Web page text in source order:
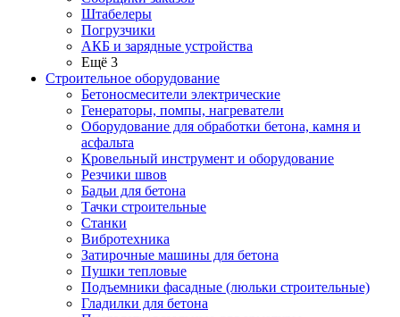
Штабелеры
Погрузчики
АКБ и зарядные устройства
Ещё 3
Строительное оборудование
Бетоносмесители электрические
Генераторы, помпы, нагреватели
Оборудование для обработки бетона, камня и
асфальта
Кровельный инструмент и оборудование
Резчики швов
Бадьи для бетона
Тачки строительные
Станки
Вибротехника
Затирочные машины для бетона
Пушки тепловые
Подъемники фасадные (люльки строительные)
Гладилки для бетона